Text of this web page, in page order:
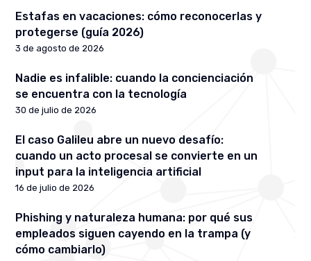
Estafas en vacaciones: cómo reconocerlas y
protegerse (guía 2026)
3 de agosto de 2026
Nadie es infalible: cuando la concienciación
se encuentra con la tecnología
30 de julio de 2026
El caso Galileu abre un nuevo desafío:
cuando un acto procesal se convierte en un
input para la inteligencia artificial
16 de julio de 2026
Phishing y naturaleza humana: por qué sus
empleados siguen cayendo en la trampa (y
cómo cambiarlo)